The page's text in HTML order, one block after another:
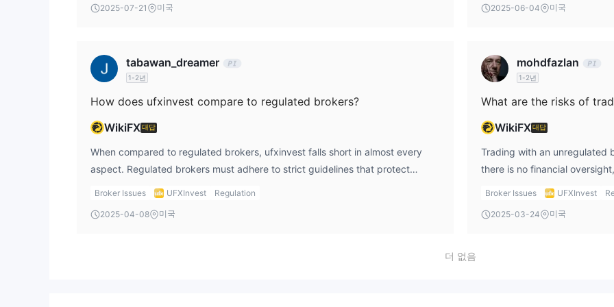
handling client funds with integrity. The absence of such safeguards,
deceptive practices. From my perspective, it’s essential to thoroughly
research any investment platform before committing funds, and ufxinvest
does not meet the necessary standards for safety and legitimacy.
2025-07-21 미국
possible Ponzi schemes
an unregulated broker like
and I would strongly
2025-06-04 미국
tabawan_dreamer
1-2년
How does ufxinvest compare to regulated brokers?
WikiFX대답
When compared to regulated brokers, ufxinvest falls short in almost every
aspect. Regulated brokers must adhere to strict guidelines that protect
traders' funds, ensure transparent operations, and require them to maintain
regulatory oversight, meaning that there is no authority to ensure they follow
Broker Issues UFXInvest Regulation
2025-04-08 미국
mohdfazlan
1-2년
WikiFX대답
Trading with an unregulated
there is no financial
deceptive practices without
money at greater risk.
Broker Issues UFXInvest
2025-03-24 미국
더 없음